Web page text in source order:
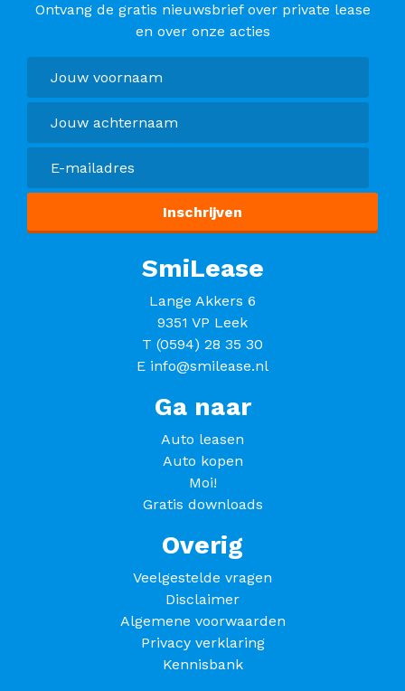
Ontvang de gratis nieuwsbrief over private lease
en over onze acties
SmiLease
Lange Akkers 6
9351 VP Leek
T (0594) 28 35 30
E info@smilease.nl
Ga naar
Auto leasen
Auto kopen
Moi!
Gratis downloads
Overig
Veelgestelde vragen
Disclaimer
Algemene voorwaarden
Privacy verklaring
Kennisbank